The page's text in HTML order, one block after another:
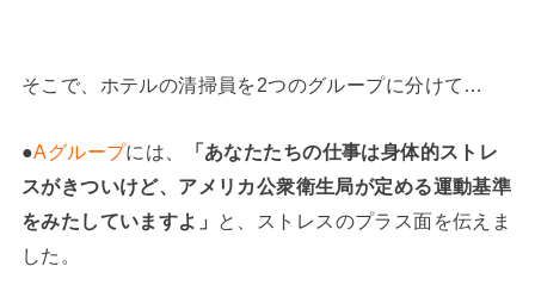
そこで、ホテルの清掃員を2つのグループに分けて…
●Aグループには、
「あなたたちの仕事は身体的ストレ
スがきついけど、アメリカ公衆衛生局が定める運動基準
をみたしていますよ」
と、ストレスのプラス面を伝えま
した。